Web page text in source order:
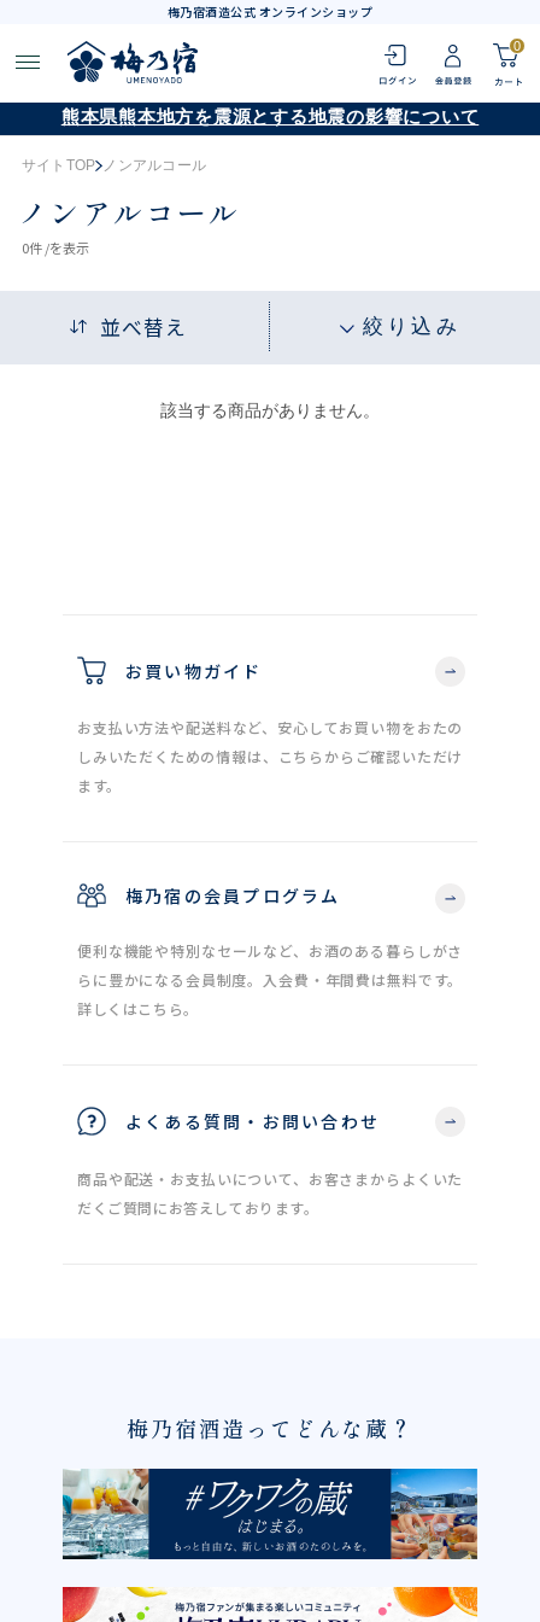
梅乃宿酒造公式 オンラインショップ
0
熊本県熊本地方を震源とする地震の影響について
サイトTOP ノンアルコール
ノンアルコール
0件 /を表示
並べ替え 絞り込み
該当する商品がありません。
お買い物ガイド
お支払い方法や配送料など、安心してお買い物をおたの
しみいただくための情報は、こちらからご確認いただけ
ます。
梅乃宿の会員プログラム
便利な機能や特別なセールなど、お酒のある暮らしがさ
らに豊かになる会員制度。入会費・年間費は無料です。
詳しくはこちら。
よくある質問・お問い合わせ
商品や配送・お支払いについて、お客さまからよくいた
だくご質問にお答えしております。
梅乃宿酒造ってどんな蔵？